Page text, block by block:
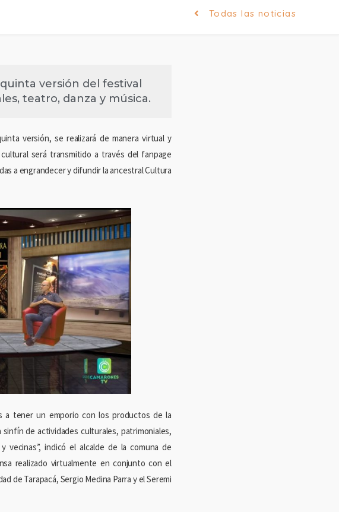
Todas las noticias
versión del festival
teatro, danza y música.
versión, se realizará de manera virtual y
será transmitido a través del fanpage
a engrandecer y difundir la ancestral Cultura
a tener un emporio con los productos de la
de actividades culturales, patrimoniales,
indicó el alcalde de la comuna de
realizado virtualmente en conjunto con el
de Tarapacá, Sergio Medina Parra y el Seremi